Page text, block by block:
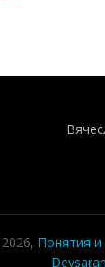
Понятия и
Devsaran